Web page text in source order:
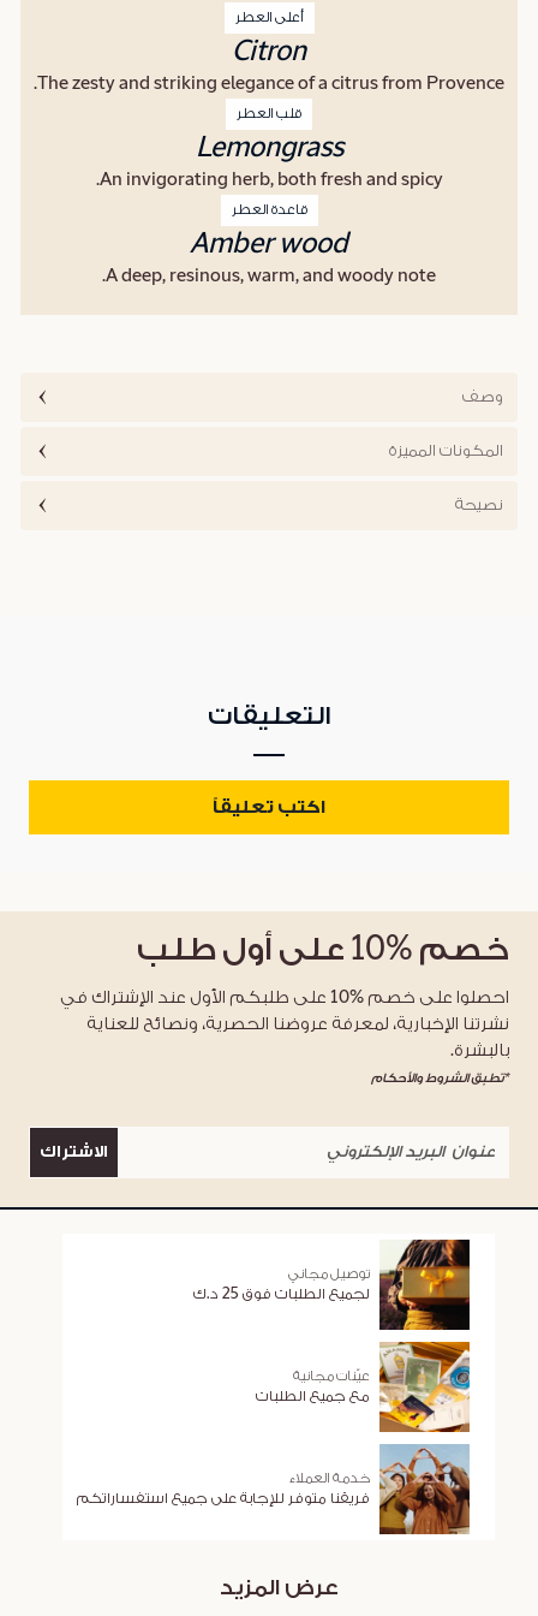
أعلى العطر
Citron
The zesty and striking elegance of a citrus from Provence.
قلب العطر
Lemongrass
An invigorating herb, both fresh and spicy.
قاعدة العطر
Amber wood
A deep, resinous, warm, and woody note.
وصف
المكونات المميزة
نصيحة
التعليقات
اكتب تعليقاً
خصم %10 على أول طلب
احصلوا على خصم %10 على طلبكم الأول عند الإشتراك في
نشرتنا الإخبارية، لمعرفة عروضنا الحصرية، ونصائح للعناية
بالبشرة.
*تطبق الشروط والأحكام
الاشتراك
توصيل مجاني
لجميع الطلبات فوق 25 د.ك
عيّنات مجانية
مع جميع الطلبات
خدمة العملاء
فريقنا متوفر للإجابة على جميع استفساراتكم
عرض المزيد